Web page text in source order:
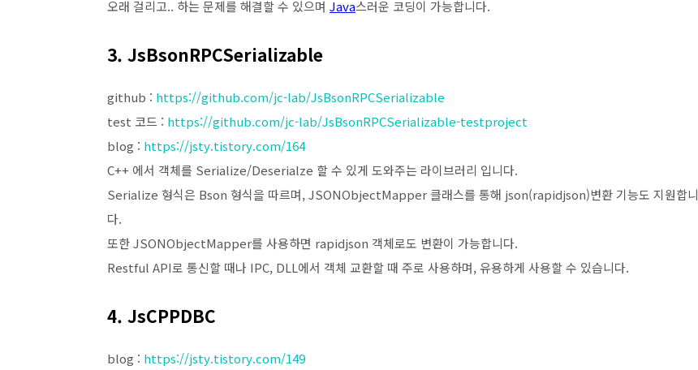
오래 걸리고.. 하는 문제를 해결할 수 있으며 Java스러운 코딩이 가능합니다.
3. JsBsonRPCSerializable
github : https://github.com/jc-lab/JsBsonRPCSerializable
test 코드 : https://github.com/jc-lab/JsBsonRPCSerializable-testproject
blog : https://jsty.tistory.com/164
C++ 에서 객체를 Serialize/Deserialze 할 수 있게 도와주는 라이브러리 입니다.
Serialize 형식은 Bson 형식을 따르며, JSONObjectMapper 클래스를 통해 json(rapidjson)변환 기능도 지원합니
다.
또한 JSONObjectMapper를 사용하면 rapidjson 객체로도 변환이 가능합니다.
Restful API로 통신할 때나 IPC, DLL에서 객체 교환할 때 주로 사용하며, 유용하게 사용할 수 있습니다.
4. JsCPPDBC
blog : https://jsty.tistory.com/149